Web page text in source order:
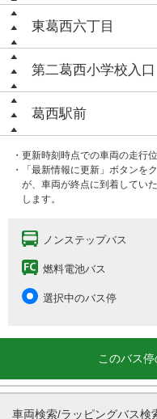
東葛西六丁目
第二葛西小学校入口
葛西駅前
・更新時刻時点での車両の走行
・「最新情報に更新」ボタンを
が、車両が終点に到着してい
します。
ノンステップバス
燃料電池バス
選択中のバス停
このバス
車両検索/ラッピングバス検